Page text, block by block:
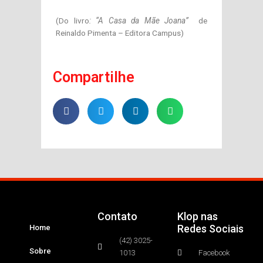
(Do livro: “A Casa da Mãe Joana” de
Reinaldo Pimenta – Editora Campus)
Compartilhe
Home
Sobre
Contato
(42) 3025-
1013
Klop nas
Redes Sociais
Facebook